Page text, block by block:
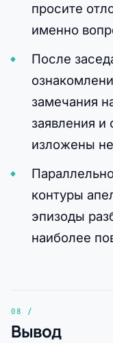
просите
именно
После
замечания
заявления и
изложены
контуры
эпизоды
наиболее
Вывод